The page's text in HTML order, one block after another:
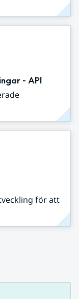
- API
för att